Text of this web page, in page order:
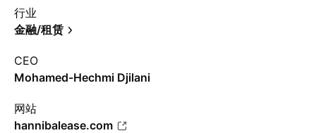
行业
金融/租赁
CEO
Mohamed-Hechmi Djilani
网站
hannibalease.com